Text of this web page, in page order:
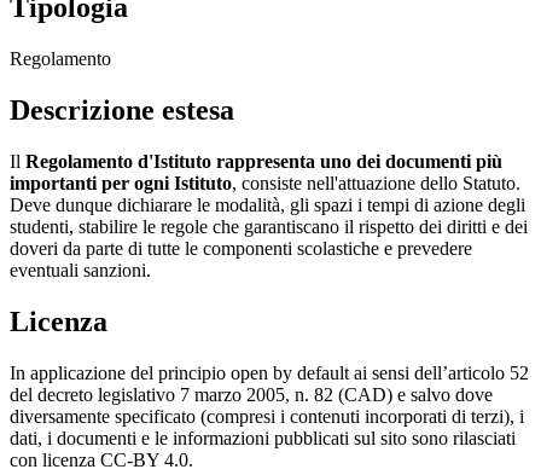
Tipologia
Regolamento
Descrizione estesa
Il Regolamento d'Istituto rappresenta uno dei documenti più
importanti per ogni Istituto, consiste nell'attuazione dello Statuto.
Deve dunque dichiarare le modalità, gli spazi i tempi di azione degli
studenti, stabilire le regole che garantiscano il rispetto dei diritti e dei
doveri da parte di tutte le componenti scolastiche e prevedere
eventuali sanzioni.
Licenza
In applicazione del principio open by default ai sensi dell’articolo 52
del decreto legislativo 7 marzo 2005, n. 82 (CAD) e salvo dove
diversamente specificato (compresi i contenuti incorporati di terzi), i
dati, i documenti e le informazioni pubblicati sul sito sono rilasciati
con licenza CC-BY 4.0.